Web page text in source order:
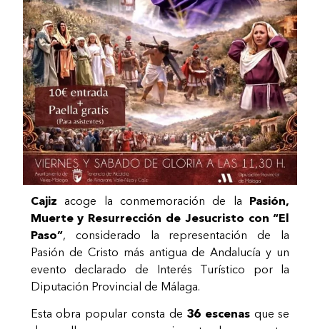
Cajiz acoge la conmemoración de la Pasión,
Muerte y Resurrección de Jesucristo con “El
Paso”, considerado la representación de la
Pasión de Cristo más antigua de Andalucía y un
evento declarado de Interés Turístico por la
Diputación Provincial de Málaga.
Esta obra popular consta de 36 escenasque se